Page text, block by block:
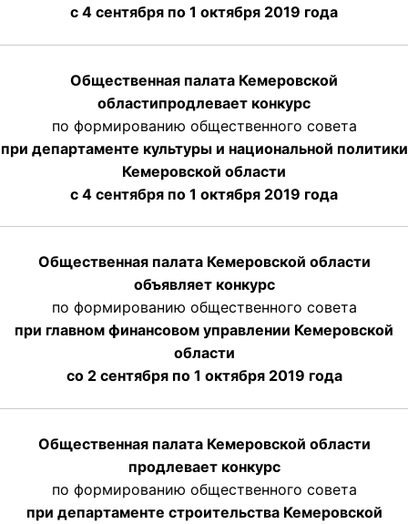
с 4 сентября по 1 октября 2019 года
Общественная палата Кемеровской
областипродлевает конкурс
по формированию общественного совета
при департаменте культуры и национальной политики
Кемеровской области
с 4 сентября по 1 октября 2019 года
Общественная палата Кемеровской области
объявляет конкурс
по формированию общественного совета
при главном финансовом управлении Кемеровской
области
со 2 сентября по 1 октября 2019 года
Общественная палата Кемеровской области
продлевает конкурс
по формированию общественного совета
при департаменте строительства Кемеровской